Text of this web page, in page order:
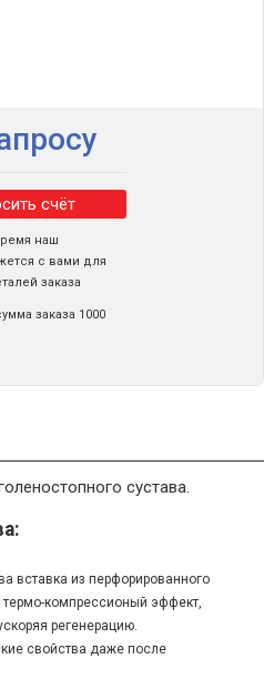
счёт
наш
с вами для
заказа
заказа 1000
сустава.
вставка из перфорированного
компрессионый эффект,
регенерацию.
свойства даже после